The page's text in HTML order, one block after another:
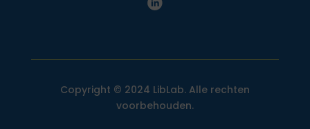
Copyright © 2024 LibLab. Alle rechten
voorbehouden.